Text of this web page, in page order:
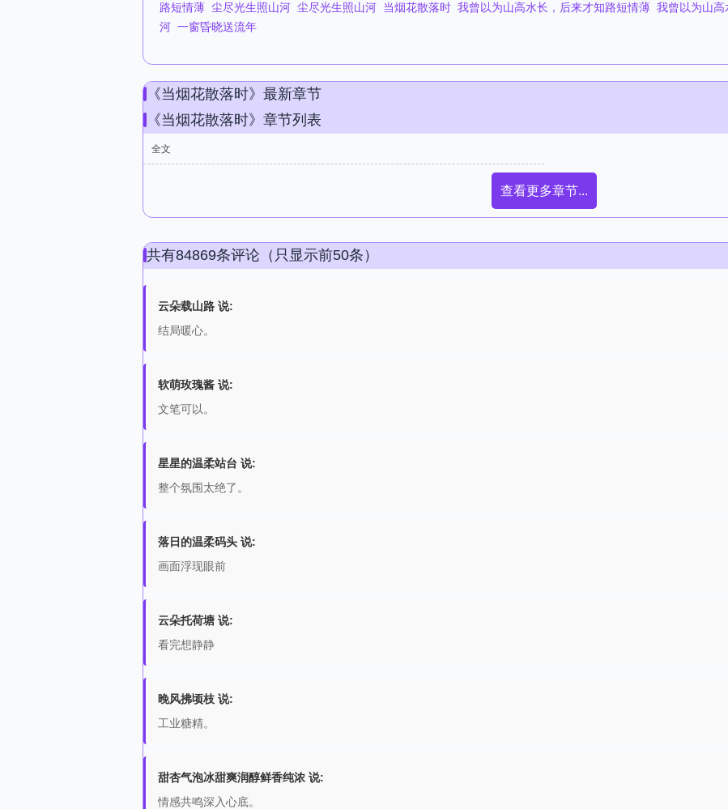
路短情薄 尘尽光生照山河 尘尽光生照山河 当烟花散落时 我曾以为山高水长，后来才知路短情薄 我曾以为山
河 一窗昏晓送流年
《当烟花散落时》最新章节
《当烟花散落时》章节列表
全文
查看更多章节...
共有84869条评论（只显示前50条）
云朵载山路 说:
结局暖心。
软萌玫瑰酱 说:
文笔可以。
星星的温柔站台 说:
整个氛围太绝了。
落日的温柔码头 说:
画面浮现眼前
云朵托荷塘 说:
看完想静静
晚风拂顷枝 说:
工业糖精。
甜杏气泡冰甜爽润醇鲜香纯浓 说:
情感共鸣深入心底。